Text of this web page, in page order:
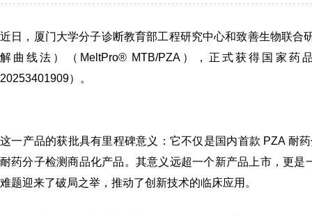
近日，厦门大学分子诊断教育部工程研究中心和致善生物联
解曲线法）（MeltPro®MTB/PZA），正式获得国家药
20253401909）。
这一产品的获批具有里程碑意义：它不仅是国内首款 PZA 耐
耐药分子检测商品化产品。其意义远超一个新产品上市，更
难题迎来了破局之举，推动了创新技术的临床应用。